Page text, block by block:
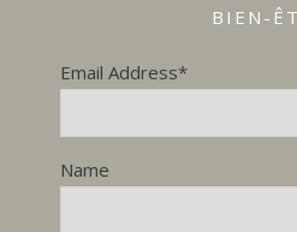
BIEN-
Email Address*
Name